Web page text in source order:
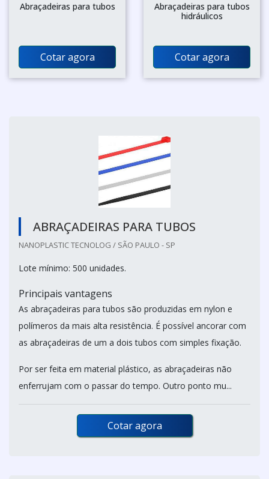
Abraçadeiras para tubos
Cotar agora
Abraçadeiras para tubos
hidráulicos
Cotar agora
ABRAÇADEIRAS PARA TUBOS
NANOPLASTIC TECNOLOG / SÃO PAULO - SP
Lote mínimo: 500 unidades.
Principais vantagens
As abraçadeiras para tubos são produzidas em nylon e
polímeros da mais alta resistência. É possível ancorar com
as abraçadeiras de um a dois tubos com simples fixação.
Por ser feita em material plástico, as abraçadeiras não
enferrujam com o passar do tempo. Outro ponto mu...
Cotar agora